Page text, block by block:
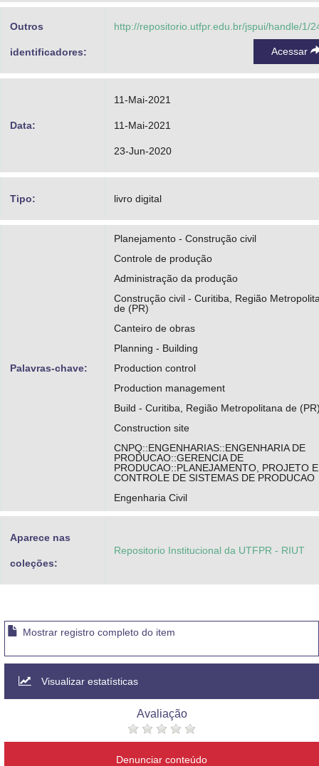
Outros
identificadores:
http://repositorio.utfpr.edu.br/jspui/handle/1/
Acessar
Data:
11-Mai-2021
11-Mai-2021
23-Jun-2020
Tipo: livro digital
Palavras-chave:
Planejamento - Construção civil
Controle de produção
Administração da produção
Construção civil - Curitiba, Região
de (PR)
Canteiro de obras
Planning - Building
Production control
Production management
Build - Curitiba, Região Metropolitana de
Construction site
CNPQ::ENGENHARIAS::ENGENHARIA DE
PRODUCAO::GERENCIA DE
PRODUCAO::PLANEJAMENTO, PROJETO E
CONTROLE DE SISTEMAS DE PRODUCAO
Engenharia Civil
Aparece nas
coleções:
Repositorio Institucional da UTFPR - RIUT
Mostrar registro completo do item
Visualizar estatísticas
Avaliação
Denunciar conteúdo